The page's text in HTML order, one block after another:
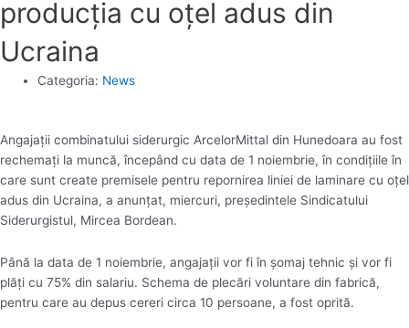
producţia cu oţel adus din
Ucraina
Categoria: News
Angajaţii combinatului siderurgic ArcelorMittal din Hunedoara au fost
rechemaţi la muncă, începând cu data de 1 noiembrie, în condiţiile în
care sunt create premisele pentru repornirea liniei de laminare cu oţel
adus din Ucraina, a anunţat, miercuri, preşedintele Sindicatului
Siderurgistul, Mircea Bordean.
Până la data de 1 noiembrie, angajaţii vor fi în şomaj tehnic şi vor fi
plăţi cu 75% din salariu. Schema de plecări voluntare din fabrică,
pentru care au depus cereri circa 10 persoane, a fost oprită.